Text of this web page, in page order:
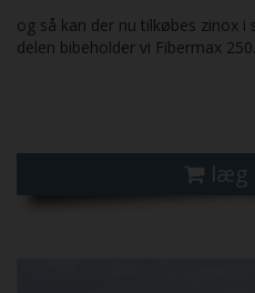
og så kan der nu tilkøbes zinox
delen bibeholder vi Fibermax 250.
læg